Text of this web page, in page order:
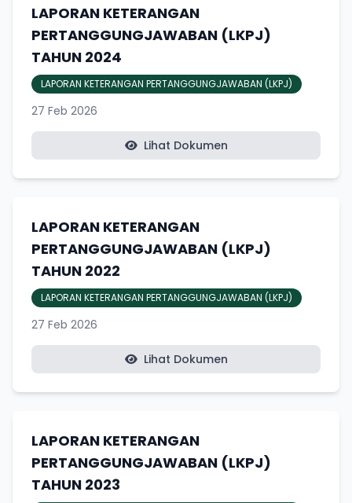
LAPORAN KETERANGAN
PERTANGGUNGJAWABAN (LKPJ)
TAHUN 2024
LAPORAN KETERANGAN PERTANGGUNGJAWABAN (LKPJ)
27 Feb 2026
Lihat Dokumen
LAPORAN KETERANGAN
PERTANGGUNGJAWABAN (LKPJ)
TAHUN 2022
LAPORAN KETERANGAN PERTANGGUNGJAWABAN (LKPJ)
27 Feb 2026
Lihat Dokumen
LAPORAN KETERANGAN
PERTANGGUNGJAWABAN (LKPJ)
TAHUN 2023